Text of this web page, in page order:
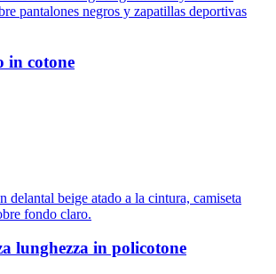
in cotone
lunghezza in policotone